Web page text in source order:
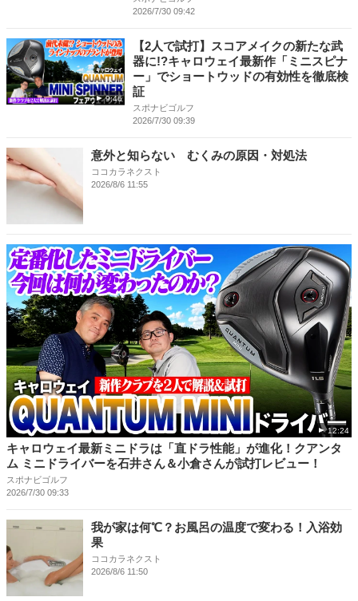
2026/7/30 09:42
9:46
【2人で試打】スコアメイクの新たな武
器に!?キャロウェイ最新作「ミニスピナ
ー」でショートウッドの有効性を徹底検
証
スポナビゴルフ
2026/7/30 09:39
意外と知らない むくみの原因・対処法
ココカラネクスト
2026/8/6 11:55
12:24
キャロウェイ最新ミニドラは「直ドラ性能」が進化！クアンタ
ム ミニドライバーを石井さん＆小倉さんが試打レビュー！
スポナビゴルフ
2026/7/30 09:33
我が家は何℃？お風呂の温度で変わる！入浴効
果
ココカラネクスト
2026/8/6 11:50